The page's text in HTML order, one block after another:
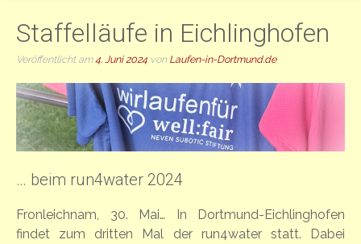
Staffelläufe in Eichlinghofen
Veröffentlicht am4. Juni 2024 von Laufen-in-Dortmund.de
… beim run4water 2024
Fronleichnam, 30. Mai… In Dortmund-Eichlinghofen
findet zum dritten Mal der run4water statt. Dabei